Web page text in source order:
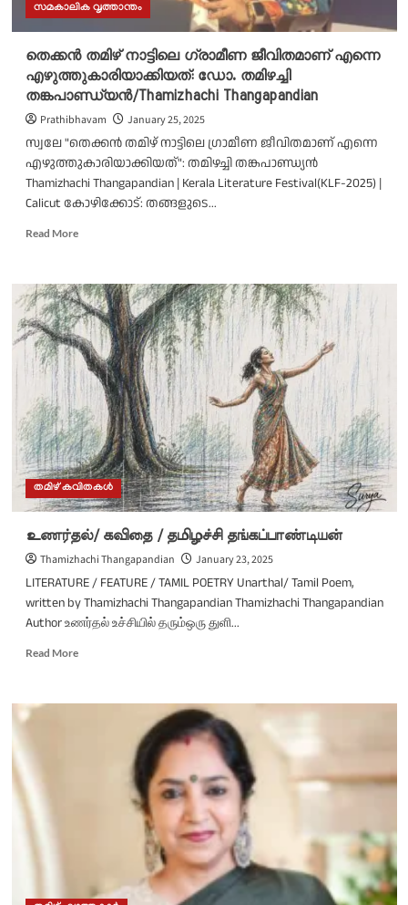
സമകാലിക വൃത്താന്തം
തെക്കൻ തമിഴ് നാട്ടിലെ ഗ്രാമീണ ജീവിതമാണ് എന്നെ
എഴുത്തുകാരിയാക്കിയത്: ഡോ. തമിഴച്ചി
തങ്കപാണ്ഡ്യൻ/Thamizhachi Thangapandian
Prathibhavam January 25, 2025
സ്വലേ "തെക്കൻ തമിഴ് നാട്ടിലെ ഗ്രാമീണ ജീവിതമാണ് എന്നെ
എഴുത്തുകാരിയാക്കിയത്": തമിഴച്ചി തങ്കപാണ്ഡ്യൻ
Thamizhachi Thangapandian | Kerala Literature Festival(KLF-2025) |
Calicut കോഴിക്കോട്: തങ്ങളുടെ...
Read MoreRead
തെക്കൻ
തമിഴ്
നാട്ടിലെ
ഗ്രാമീണ
ജീവിതമാണ്
എന്നെ
എഴുത്തുകാരിയാക്കിയത്:
ഡോ.
തമിഴച്ചി
തങ്കപാണ്ഡ്യൻ/Thamizhachi
Thangapandian
തമിഴ് കവിതകൾ
உணர்தல்/ கவிதை / தமிழச்சி தங்கப்பாண்டியன்
Thamizhachi Thangapandian January 23, 2025
LITERATURE / FEATURE / TAMIL POETRY Unarthal/ Tamil Poem,
written by Thamizhachi Thangapandian Thamizhachi Thangapandian
Author உணர்தல் உச்சியில் தரும்ஒரு துளி...
Read MoreRead
உணர்தல்/
தங்கப்பாண்டியன்